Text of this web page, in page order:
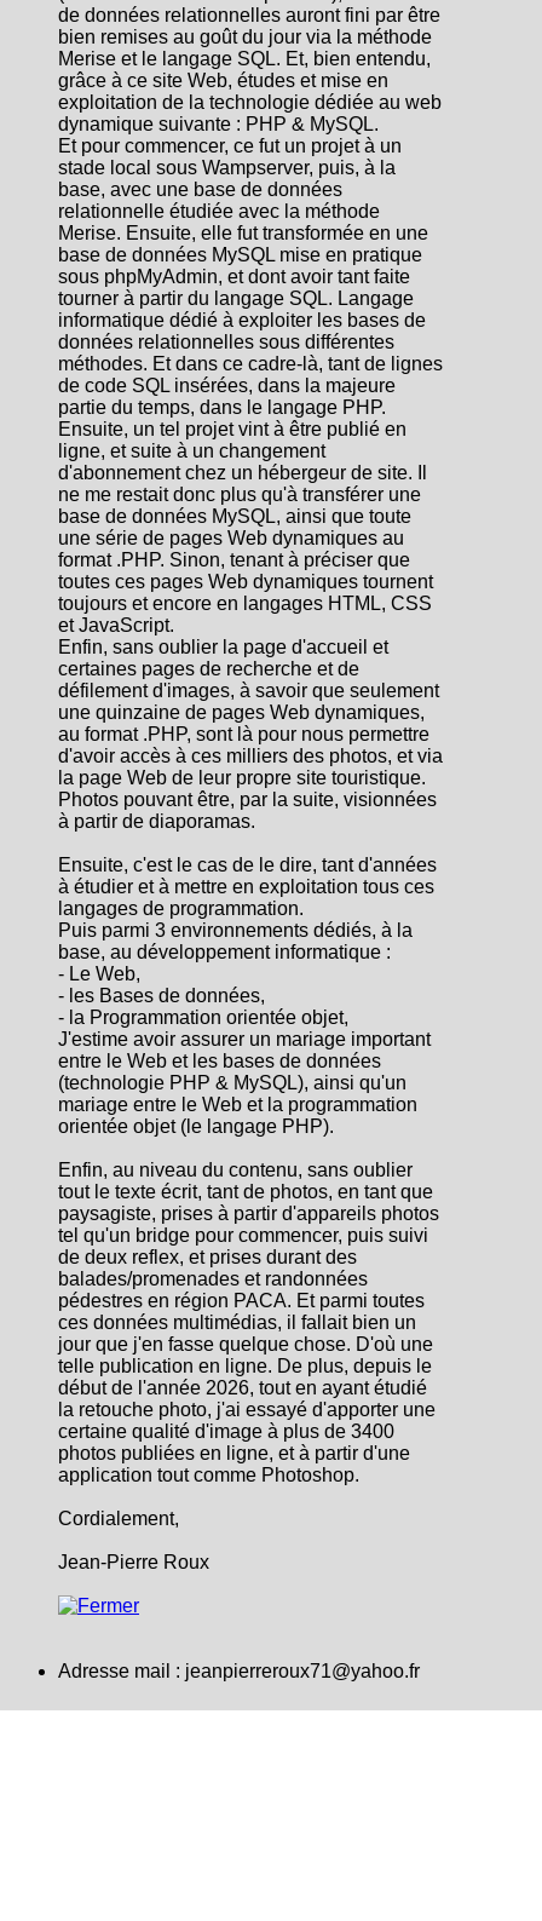
de données relationnelles auront fini par être
bien remises au goût du jour via la méthode
Merise et le langage SQL. Et, bien entendu,
grâce à ce site Web, études et mise en
exploitation de la technologie dédiée au web
dynamique suivante : PHP & MySQL.
Et pour commencer, ce fut un projet à un
stade local sous Wampserver, puis, à la
base, avec une base de données
relationnelle étudiée avec la méthode
Merise. Ensuite, elle fut transformée en une
base de données MySQL mise en pratique
sous phpMyAdmin, et dont avoir tant faite
tourner à partir du langage SQL. Langage
informatique dédié à exploiter les bases de
données relationnelles sous différentes
méthodes. Et dans ce cadre-là, tant de lignes
de code SQL insérées, dans la majeure
partie du temps, dans le langage PHP.
Ensuite, un tel projet vint à être publié en
ligne, et suite à un changement
d'abonnement chez un hébergeur de site. Il
ne me restait donc plus qu'à transférer une
base de données MySQL, ainsi que toute
une série de pages Web dynamiques au
format .PHP. Sinon, tenant à préciser que
toutes ces pages Web dynamiques tournent
toujours et encore en langages HTML, CSS
et JavaScript.
Enfin, sans oublier la page d'accueil et
certaines pages de recherche et de
défilement d'images, à savoir que seulement
une quinzaine de pages Web dynamiques,
au format .PHP, sont là pour nous permettre
d'avoir accès à ces milliers des photos, et via
la page Web de leur propre site touristique.
Photos pouvant être, par la suite, visionnées
à partir de diaporamas.
Ensuite, c'est le cas de le dire, tant d'années
à étudier et à mettre en exploitation tous ces
langages de programmation.
Puis parmi 3 environnements dédiés, à la
base, au développement informatique :
- Le Web,
- les Bases de données,
- la Programmation orientée objet,
J'estime avoir assurer un mariage important
entre le Web et les bases de données
(technologie PHP & MySQL), ainsi qu'un
mariage entre le Web et la programmation
orientée objet (le langage PHP).
Enfin, au niveau du contenu, sans oublier
tout le texte écrit, tant de photos, en tant que
paysagiste, prises à partir d'appareils photos
tel qu'un bridge pour commencer, puis suivi
de deux reflex, et prises durant des
balades/promenades et randonnées
pédestres en région PACA. Et parmi toutes
ces données multimédias, il fallait bien un
jour que j'en fasse quelque chose. D'où une
telle publication en ligne. De plus, depuis le
début de l'année 2026, tout en ayant étudié
la retouche photo, j'ai essayé d'apporter une
certaine qualité d'image à plus de 3400
photos publiées en ligne, et à partir d'une
application tout comme Photoshop.
Cordialement,
Jean-Pierre Roux
Adresse mail : jeanpierreroux71@yahoo.fr